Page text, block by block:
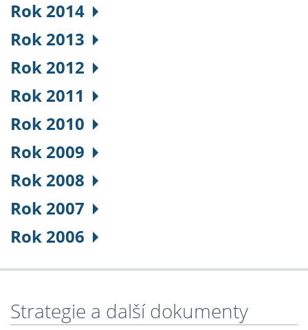
Rok 2014
Rok 2013
Rok 2012
Rok 2011
Rok 2010
Rok 2009
Rok 2008
Rok 2007
Rok 2006
Strategie a další dokumenty